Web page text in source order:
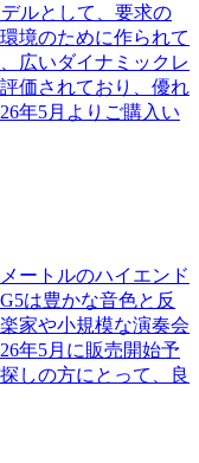
ルとして、要求の
境のために作られて
広いダイナミックレ
価されており、優れ
年5月よりご購入い
ートルのハイエンド
は豊かな音色と反
家や小規模な演奏会
年5月に販売開始予
しの方にとって、良